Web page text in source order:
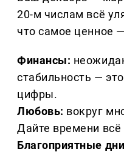
20-м числам всё
что самое ценное
Финансы:
стабильность —
цифры.
Любовь: вокруг
Дайте времени всё
Благоприятные